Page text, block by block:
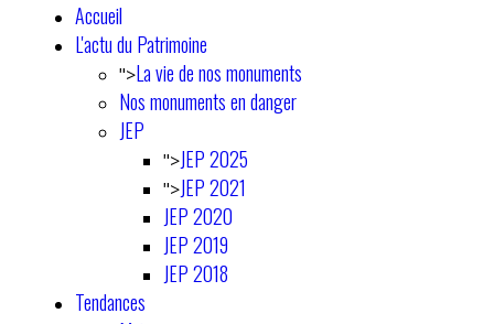
Accueil
L'actu du Patrimoine
">La vie de nos monuments
Nos monuments en danger
JEP
">JEP 2025
">JEP 2021
JEP 2020
JEP 2019
JEP 2018
Tendances